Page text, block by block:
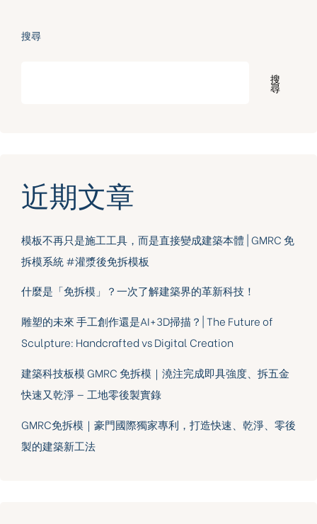
搜尋
搜
尋
近期文章
模板不再只是施工工具，而是直接變成建築本體 | GMRC 免
拆模系統 #灌漿後免拆模板
什麼是「免拆模」？一次了解建築界的革新科技！
雕塑的未來 手工創作還是AI+3D掃描？| The Future of
Sculpture: Handcrafted vs Digital Creation
建築科技板模 GMRC 免拆模｜澆注完成即具強度、拆五金
快速又乾淨 — 工地零後製實錄
GMRC免拆模｜豪門國際獨家專利，打造快速、乾淨、零後
製的建築新工法